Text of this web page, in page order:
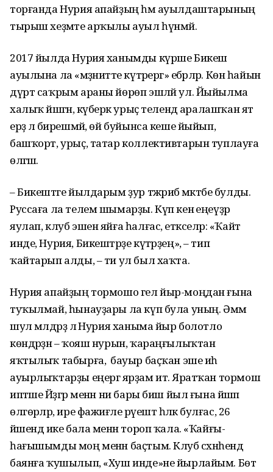
торғанда Нурия апайҙың һәм ауылдаштарының
тырыш хеҙмәте арҡылы ауыл һүнмәй.
2017 йылда Нурия ханымды күрше Бикеш
ауылына ла «мәҙәниәтте күтәрергә» ебәрәләр. Көн һайын
дүрт саҡрым араны йөрөп эшләй ул. Йыйылма
халыҡ йәшәгән, күберәк урыҫ телендә аралашҡан ят
ерҙә лә бирешмәй, өй буйынса кеше йыйып,
башҡорт, урыҫ, татар коллективтарын туплауға
өлгәшә.
– Бикештәге йылдарым ҙур тәжрибә мәктәбе булды.
Руссаға ла телем шымарҙы. Күп кенә еңеүҙәр
яулап, клуб эшен яйға һалғас, етәкселәр: «Ҡайт
инде, Нурия, Бикештәрҙе күтәрҙең», – тип
ҡайтарып алды, – ти ул был хаҡта.
Нурия апайҙың тормошо гел йыр-моңдан ғына
туҡылмай, һынауҙары ла күп була уның. Әммә
шул мәлдәрҙә лә Нурия ханыма йыр болотло
көндәрҙән – ҡояш нурын, ҡараңғылыҡтан
яҡтылыҡ табырға, ә бауыр баҫҡан эше иһә
ауырлыҡтарҙы еңергә ярҙам итә. Яратҡан тормош
иптәше Йәҙгәр менән ни бары биш йыл ғына йәшәп
өлгөрәләр, ире фажиғәле рәүештә һәләк булғас, 26
йәшендә ике бала менән тороп ҡала. «Ҡайғы-
һағышымды моң менән баҫтым. Клуб сәхнәһендә
баянға ҡушылып, «Хуш инде»не йырлайым. Бөтә